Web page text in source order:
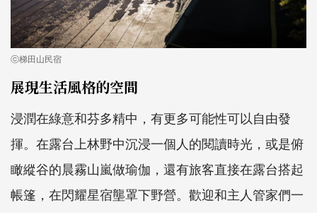
ⓒ梯田山民宿
展現生活風格的空間
浸潤在綠意和芬多精中，有更多可能性可以自由發
揮。在露台上林野中沉浸一個人的閱讀時光，或是俯
瞰縱谷的晨霧山嵐做瑜伽，還有旅客直接在露台搭起
帳篷，在閃耀星宿壟罩下野營。歡迎和主人管家們一